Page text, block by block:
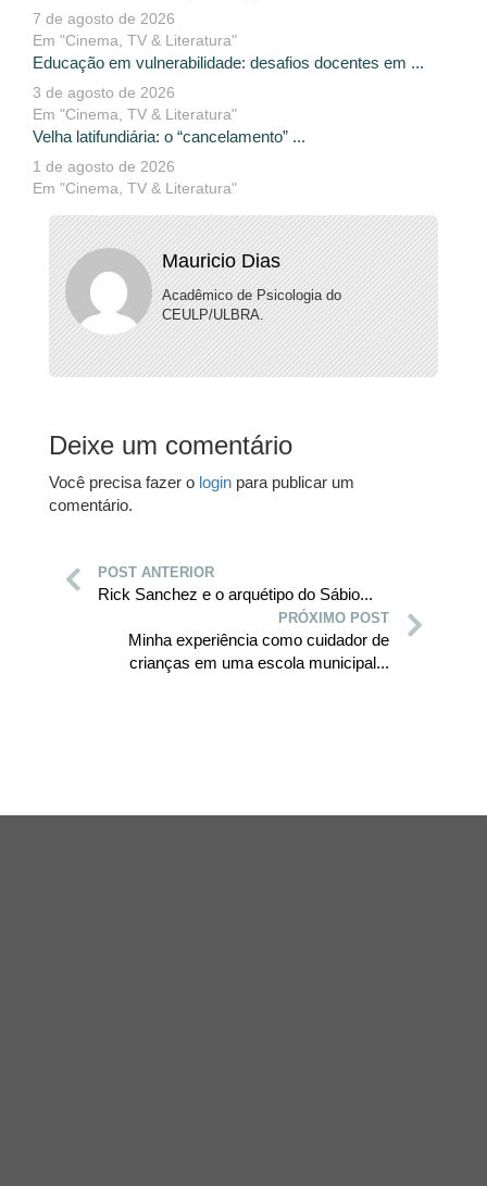
7 de agosto de 2026
Em "Cinema, TV & Literatura"
Educação em vulnerabilidade: desafios docentes em ...
3 de agosto de 2026
Em "Cinema, TV & Literatura"
Velha latifundiária: o “cancelamento” ...
1 de agosto de 2026
Em "Cinema, TV & Literatura"
Mauricio Dias
Acadêmico de Psicologia do
CEULP/ULBRA.
Deixe um comentário
Você precisa fazer o login para publicar um
comentário.
POST ANTERIOR
Rick Sanchez e o arquétipo do Sábio...
PRÓXIMO POST
Minha experiência como cuidador de
crianças em uma escola municipal...